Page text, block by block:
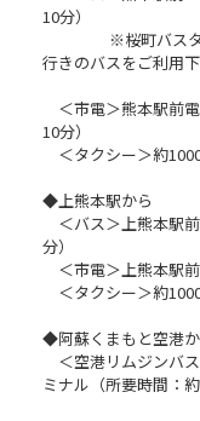
10分）
※桜町バスターミ
行きのバスをご利用下
＜市電＞熊本駅前
10分）
＜タクシー＞約
◆上熊本駅から
＜バス＞上熊本駅
分）
＜市電＞上熊本駅前
＜タクシー＞約
◆阿蘇くまもと空港
＜空港リムジンバ
ミナル（所要時間：約
※航空機の